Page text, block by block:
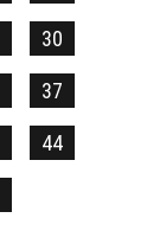
30
37
44